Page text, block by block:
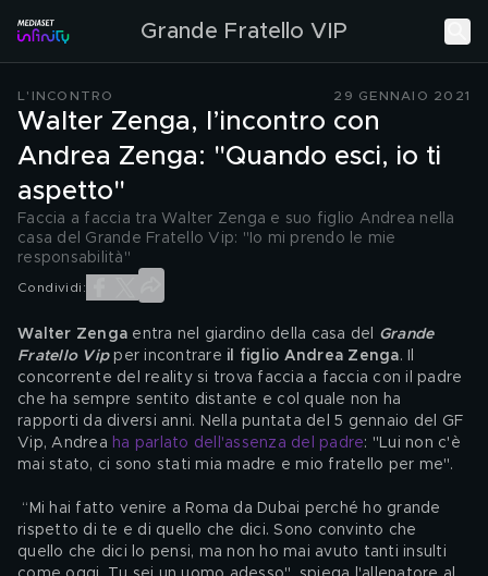
Grande Fratello VIP
L'INCONTRO 29 GENNAIO 2021
Walter Zenga, l’incontro con
Andrea Zenga: "Quando esci, io ti
aspetto"
Faccia a faccia tra Walter Zenga e suo figlio Andrea nella
casa del Grande Fratello Vip: "Io mi prendo le mie
responsabilità"
Condividi:
Walter Zenga entra nel giardino della casa del Grande
Fratello Vip per incontrare il figlio Andrea Zenga. Il
concorrente del reality si trova faccia a faccia con il padre
che ha sempre sentito distante e col quale non ha
rapporti da diversi anni. Nella puntata del 5 gennaio del GF
Vip, Andrea ha parlato dell'assenza del padre: "Lui non c'è
mai stato, ci sono stati mia madre e mio fratello per me".
rispetto di te e di quello che dici. Sono convinto che
quello che dici lo pensi, ma non ho mai avuto tanti insulti